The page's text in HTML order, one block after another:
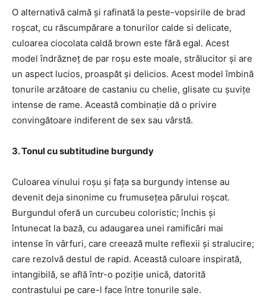
O alternativă calmă și rafinată la peste-vopsirile de brad
roșcat, cu răscumpărare a tonurilor calde si delicate,
culoarea ciocolata caldă brown este fără egal. Acest
model îndrăzneț de par roșu este moale, strălucitor și are
un aspect lucios, proaspăt și delicios. Acest model îmbină
tonurile arzătoare de castaniu cu chelie, glisate cu șuvițe
intense de rame. Această combinație dă o privire
convingătoare indiferent de sex sau vârstă.
3. Tonul cu subtitudine burgundy
Culoarea vinului roșu și fața sa burgundy intense au
devenit deja sinonime cu frumusețea părului roșcat.
Burgundul oferă un curcubeu coloristic; închis și
întunecat la bază, cu adaugarea unei ramificări mai
intense în vârfuri, care creează multe reflexii și stralucire;
care rezolvă destul de rapid. Această culoare inspirată,
intangibilă, se află într-o poziție unică, datorită
contrastului pe care-l face între tonurile sale.